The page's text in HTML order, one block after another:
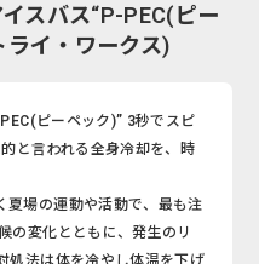
スバス“P-PEC(ピー
イ・ワークス)
ピーペック)” 3秒でスピ
と言われる全身冷却を、時
夏場の運動や活動で、最も注
の変化とともに、発生のリ
処法は体を冷やし体温を下げ